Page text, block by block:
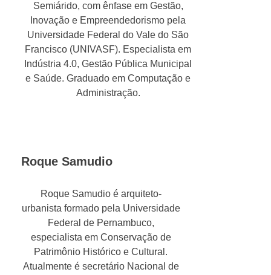
Semiárido, com ênfase em Gestão,
Inovação e Empreendedorismo pela
Universidade Federal do Vale do São
Francisco (UNIVASF). Especialista em
Indústria 4.0, Gestão Pública Municipal
e Saúde. Graduado em Computação e
Administração.
Roque Samudio
Roque Samudio é arquiteto-
urbanista formado pela Universidade
Federal de Pernambuco,
especialista em Conservação de
Patrimônio Histórico e Cultural.
Atualmente é secretário Nacional de